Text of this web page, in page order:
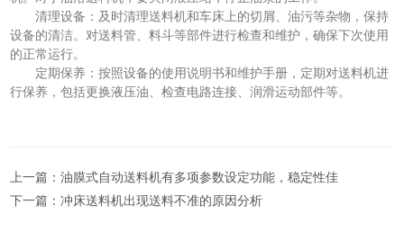
清理设备：及时清理送料机和车床上的切屑、油污等杂物，保持
设备的清洁。对送料管、料斗等部件进行检查和维护，确保下次使用
的正常运行。
定期保养：按照设备的使用说明书和维护手册，定期对送料机进
行保养，包括更换液压油、检查电路连接、润滑运动部件等。
上一篇：油膜式自动送料机有多项参数设定功能，稳定性佳
下一篇：冲床送料机出现送料不准的原因分析